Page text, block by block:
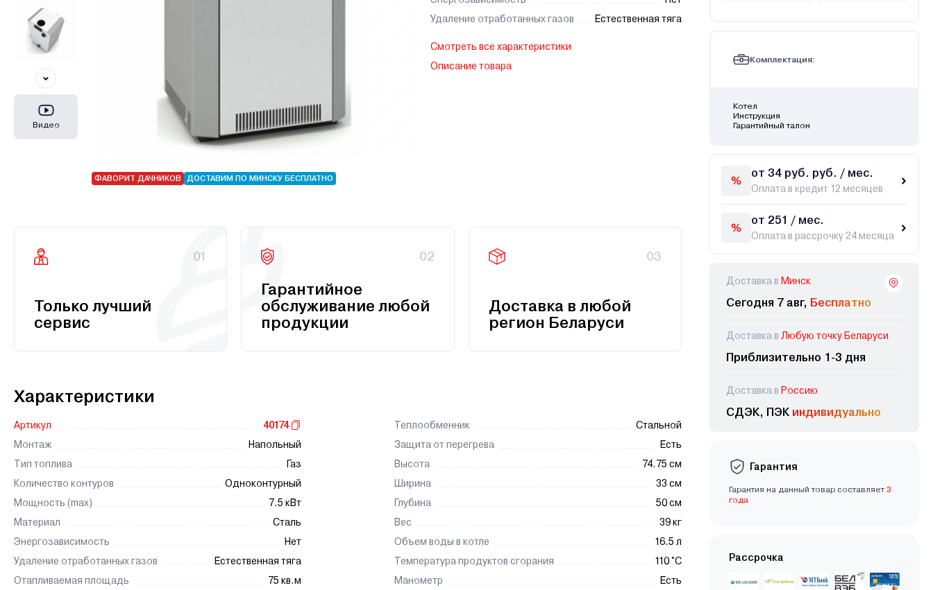
Видео
ФАВОРИТ ДАЧНИКОВ ДОСТАВИМ ПО МИНСКУ БЕСПЛАТНО
Удаление отработанных газов
Естественная тяга
Смотреть все характеристики
Описание товара
01
Только лучший
сервис
02
Гарантийное
обслуживание любой
продукции
03
Доставка в любой
регион Беларуси
Характеристики
Артикул
40174
Монтаж
Напольный
Тип топлива
Газ
Количество контуров
Одноконтурный
Мощность (max)
7.5 кВт
Материал
Сталь
Энергозависимость
Нет
Удаление отработанных газов
Естественная тяга
Отапливаемая площадь
75 кв.м
Теплообменник
Стальной
Защита от перегрева
Есть
Высота
74.75 см
Ширина
33 см
Глубина
50 см
Вес
39 кг
Объем воды в котле
16.5 л
Температура продуктов сгорания
110 °С
Манометр
Есть
Комплектация:
Котел
Инструкция
Гарантийный талон
от 34 руб. руб. / мес.
Оплата в кредит 12 месяцев
от 251 / мес.
Оплата в рассрочку 24 месяца
Доставка в Минск
Сегодня 7 авг, Бесплатно
Доставка в Любую точку Беларуси
Приблизительно 1-3 дня
Доставка в Россию
СДЭК, ПЭК индивидуально
Гарантия
Гарантия на данный товар составляет 3
года
Рассрочка